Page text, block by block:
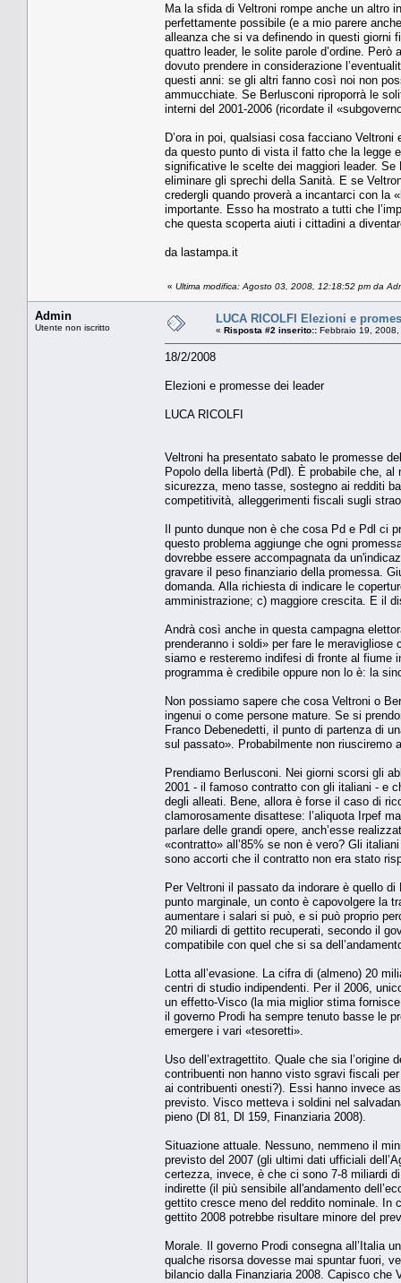
Ma la sfida di Veltroni rompe anche un altro
perfettamente possibile (e a mio parere
alleanza che si va definendo in questi giorni
quattro leader, le solite parole d’ordine.
dovuto prendere in considerazione
questi anni: se gli altri fanno così noi non
ammucchiate. Se Berlusconi riproporrà le
interni del 2001-2006 (ricordate il
D’ora in poi, qualsiasi cosa facciano
da questo punto di vista il fatto che la legge
significative le scelte dei maggiori leader.
eliminare gli sprechi della Sanità. E se
credergli quando proverà a incantarci con la
importante. Esso ha mostrato a tutti che
che questa scoperta aiuti i cittadini a
da lastampa.it
« Ultima modifica: Agosto 03, 2008, 12:18:52 pm da
Admin
Utente non iscritto
LUCA RICOLFI Elezioni e
« Risposta #2 inserito:: Febbraio 19,
18/2/2008
Elezioni e promesse dei leader
LUCA RICOLFI
Veltroni ha presentato sabato le promesse
Popolo della libertà (Pdl). È probabile che,
sicurezza, meno tasse, sostegno ai redditi
competitività, alleggerimenti fiscali sugli
Il punto dunque non è che cosa Pd e Pdl ci
questo problema aggiunge che ogni
dovrebbe essere accompagnata da
gravare il peso finanziario della promessa.
domanda. Alla richiesta di indicare le
amministrazione; c) maggiore crescita. E il
Andrà così anche in questa campagna
prenderanno i soldi» per fare le
siamo e resteremo indifesi di fronte al fiume
programma è credibile oppure non lo è: la
Non possiamo sapere che cosa Veltroni o
ingenui o come persone mature. Se si
Franco Debenedetti, il punto di partenza di
sul passato». Probabilmente non riusciremo
Prendiamo Berlusconi. Nei giorni scorsi gli
2001 - il famoso contratto con gli italiani - e
degli alleati. Bene, allora è forse il caso di
clamorosamente disattese: l’aliquota Irpef
parlare delle grandi opere, anch’esse
«contratto» all’85% se non è vero? Gli
sono accorti che il contratto non era stato
Per Veltroni il passato da indorare è quello
punto marginale, un conto è capovolgere la
aumentare i salari si può, e si può proprio
20 miliardi di gettito recuperati, secondo il
compatibile con quel che si sa
Lotta all’evasione. La cifra di (almeno) 20
centri di studio indipendenti. Per il 2006,
un effetto-Visco (la mia miglior stima
il governo Prodi ha sempre tenuto basse le
emergere i vari «tesoretti».
Uso dell’extragettito. Quale che sia
contribuenti non hanno visto sgravi fiscali
ai contribuenti onesti?). Essi hanno invece
previsto. Visco metteva i soldini nel
pieno (Dl 81, Dl 159, Finanziaria 2008).
Situazione attuale. Nessuno, nemmeno il
previsto del 2007 (gli ultimi dati ufficiali
certezza, invece, è che ci sono 7-8 miliardi
indirette (il più sensibile all'andamento
gettito cresce meno del reddito nominale. In
gettito 2008 potrebbe risultare minore del
Morale. Il governo Prodi consegna all’Italia
qualche risorsa dovesse mai spuntar fuori,
bilancio dalla Finanziaria 2008. Capisco